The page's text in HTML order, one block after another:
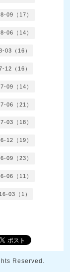
09（17）
06（14）
03（16）
12（16）
09（14）
06（21）
03（18）
12（19）
09（23）
06（11）
03（1）
Reserved.